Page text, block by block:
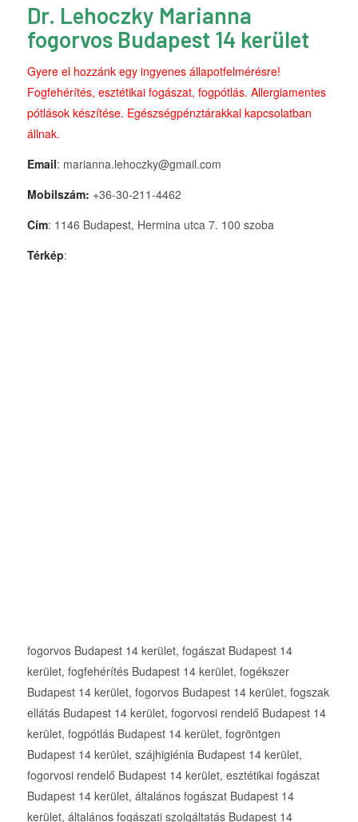
Dr. Lehoczky Marianna
fogorvos Budapest 14 kerület
Gyere el hozzánk egy ingyenes állapotfelmérésre!
Fogfehérítés, esztétikai fogászat, fogpótlás. Allergiamentes
pótlások készítése. Egészségpénztárakkal kapcsolatban
állnak.
Email: marianna.lehoczky@gmail.com
Mobilszám: +36-30-211-4462
Cím: 1146 Budapest, Hermina utca 7. 100 szoba
Térkép:
fogorvos Budapest 14 kerület, fogászat Budapest 14
kerület, fogfehérítés Budapest 14 kerület, fogékszer
Budapest 14 kerület, fogorvos Budapest 14 kerület, fogszak
ellátás Budapest 14 kerület, fogorvosi rendelő Budapest 14
kerület, fogpótlás Budapest 14 kerület, fogröntgen
Budapest 14 kerület, szájhigiénia Budapest 14 kerület,
fogorvosi rendelő Budapest 14 kerület, esztétikai fogászat
Budapest 14 kerület, általános fogászat Budapest 14
kerület, általános fogászati szolgáltatás Budapest 14